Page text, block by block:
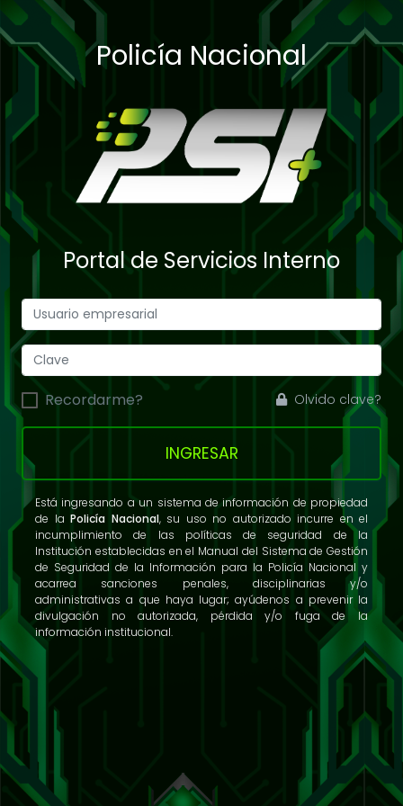
Policía Nacional
Portal de Servicios Interno
Recordarme? Olvido clave?
INGRESAR
Está ingresando a un sistema de información de propiedad
de la Policía Nacional, su uso no autorizado incurre en el
incumplimiento de las políticas de seguridad de la
Institución establecidas en el Manual del Sistema de Gestión
de Seguridad de la Información para la Policía Nacional y
acarrea sanciones penales, disciplinarias y/o
administrativas a que haya lugar; ayúdenos a prevenir la
divulgación no autorizada, pérdida y/o fuga de la
información institucional.